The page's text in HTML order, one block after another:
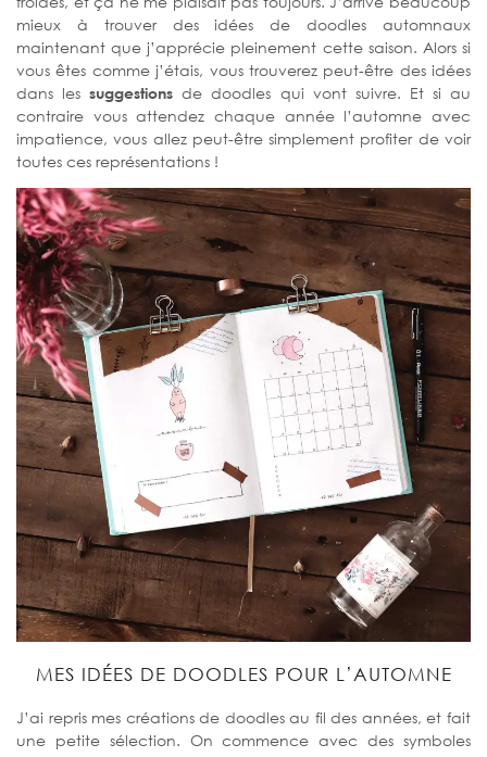
mieux à trouver des idées de doodles automnaux
maintenant que j’apprécie pleinement cette saison. Alors si
vous êtes comme j’étais, vous trouverez peut-être des idées
dans lessuggestions de doodles qui vont suivre. Et si au
contraire vous attendez chaque année l’automne avec
impatience, vous allez peut-être simplement profiter de voir
toutes ces représentations !
MES IDÉES DE DOODLES POUR L’AUTOMNE
J’ai repris mes créations de doodles au fil des années, et fait
une petite sélection. On commence avec des symboles